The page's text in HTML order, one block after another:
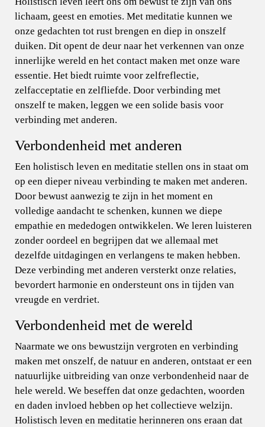
lichaam, geest en emoties. Met meditatie kunnen we
onze gedachten tot rust brengen en diep in onszelf
duiken. Dit opent de deur naar het verkennen van onze
innerlijke wereld en het contact maken met onze ware
essentie. Het biedt ruimte voor zelfreflectie,
zelfacceptatie en zelfliefde. Door verbinding met
onszelf te maken, leggen we een solide basis voor
verbinding met anderen.
Verbondenheid met anderen
Een holistisch leven en meditatie stellen ons in staat om
op een dieper niveau verbinding te maken met anderen.
Door bewust aanwezig te zijn in het moment en
volledige aandacht te schenken, kunnen we diepe
empathie en mededogen ontwikkelen. We leren luisteren
zonder oordeel en begrijpen dat we allemaal met
dezelfde uitdagingen en verlangens te maken hebben.
Deze verbinding met anderen versterkt onze relaties,
bevordert harmonie en ondersteunt ons in tijden van
vreugde en verdriet.
Verbondenheid met de wereld
Naarmate we ons bewustzijn vergroten en verbinding
maken met onszelf, de natuur en anderen, ontstaat er een
natuurlijke uitbreiding van onze verbondenheid naar de
hele wereld. We beseffen dat onze gedachten, woorden
en daden invloed hebben op het collectieve welzijn.
Holistisch leven en meditatie herinneren ons eraan dat